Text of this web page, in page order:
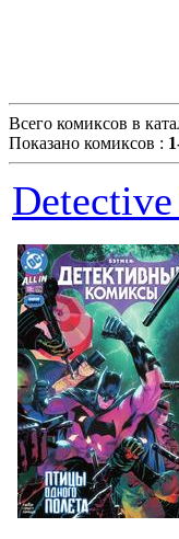
Всего комиксов в
Показано комиксов :